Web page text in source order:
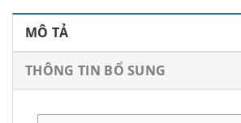
MÔ TẢ
THÔNG TIN BỔ SUNG